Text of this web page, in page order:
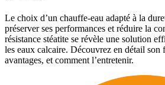
Le choix d’un chauffe-eau adapté à la
préserver ses performances et réduire la
résistance stéatite se révèle une solution
les eaux calcaire. Découvrez en détail son
avantages, et comment l’entretenir.